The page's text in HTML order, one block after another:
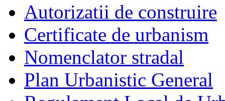
Autorizatii de construire
Certificate de urbanism
Nomenclator stradal
Plan Urbanistic General